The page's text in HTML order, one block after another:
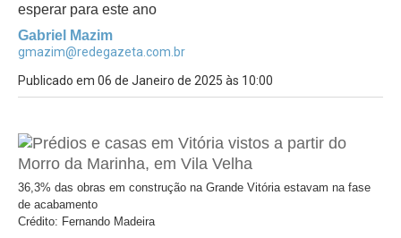
esperar para este ano
Gabriel Mazim
gmazim@redegazeta.com.br
Publicado em 06 de Janeiro de 2025 às 10:00
36,3% das obras em construção na Grande Vitória estavam na fase
de acabamento
Crédito: Fernando Madeira